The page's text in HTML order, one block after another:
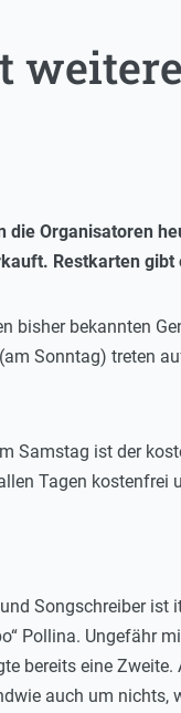
weitere
die Organisatoren
Restkarten gibt
bisher bekannten
Sonntag) treten
Samstag ist der
Tagen kostenfrei
Songschreiber ist
Pollina. Ungefähr
bereits eine
auch um nichts,